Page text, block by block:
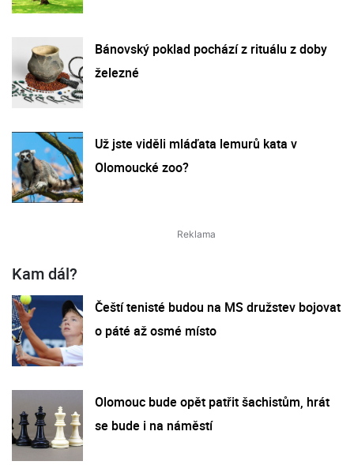
Bánovský poklad pochází z rituálu z doby
železné
Už jste viděli mláďata lemurů kata v
Olomoucké zoo?
Kam dál?
Čeští tenisté budou na MS družstev bojovat
o páté až osmé místo
Olomouc bude opět patřit šachistům, hrát
se bude i na náměstí